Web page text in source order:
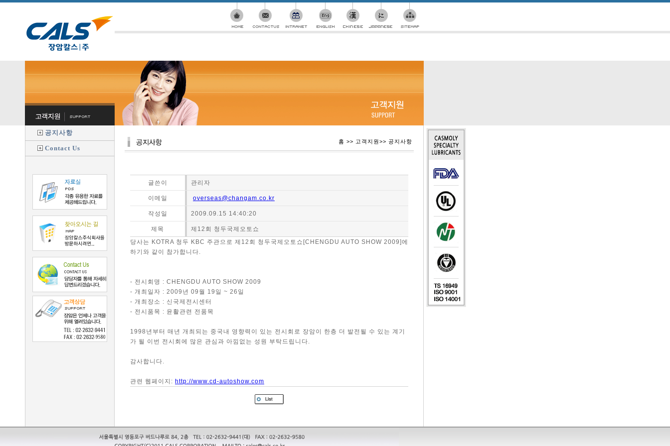
공지사항
Contact Us
홈 >> 고객지원>> 공지사항
글쓴이 관리자
이메일 overseas@changam.co.kr
작성일 2009.09.15 14:40:20
제목
제12회 청두국제오토쇼
당사는 KOTRA 청두 KBC 주관으로 제12회 청두국제오토쇼[CHENGDU AUTO SHOW 2009]에
하기와 같이 참가합니다.
- 전시회명 : CHENGDU AUTO SHOW 2009
- 개최일자 : 2009년 09월 19일 ~ 26일
- 개최장소 : 신국제전시센터
- 전시품목 : 윤활관련 전품목
1998년부터 매년 개최되는 중국내 영향력이 있는 전시회로 장암이 한층 더 발전될 수 있는 계기
가 될 이번 전시회에 많은 관심과 아낌없는 성원 부탁드립니다.
감사합니다.
관련 웹페이지: http://www.cd-autoshow.com